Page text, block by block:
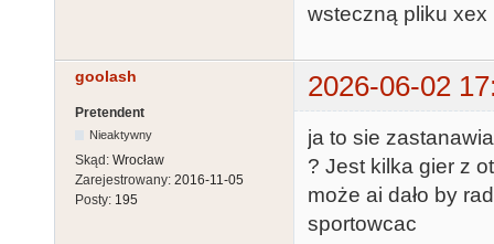
wsteczną pliku xex
goolash 2026-06-02
Pretendent
Nieaktywny
Skąd: Wrocław
Zarejestrowany: 2016-11-05
Posty: 195
ja to sie
? Jest kilka gier z
może ai dało by
sportowcac